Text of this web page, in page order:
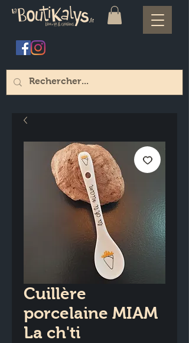
Cuillère
porcelaine MIAM
La ch'ti